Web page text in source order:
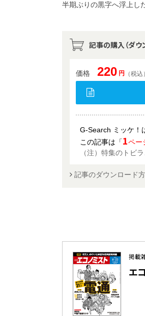
半期ぶりの黒字へ浮上し
記事の購入（ダウ
価格 220 円 （税込）
G-Search ミッケ！
この記事は「1ペー
（注）特集のトビ
記事のダウンロード
掲載
エ